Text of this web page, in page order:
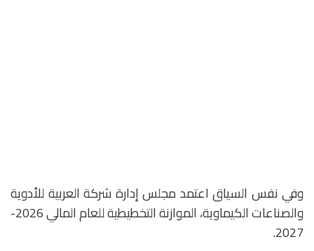
وفي نفس السياق اعتمد مجلس إدارة شركة العربية للأدوية
والصناعات الكيماوية، الموازنة التخطيطية للعام المالي 2026-
2027.